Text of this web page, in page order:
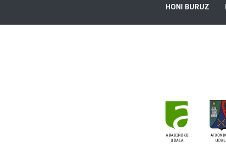
HONI BURUZ